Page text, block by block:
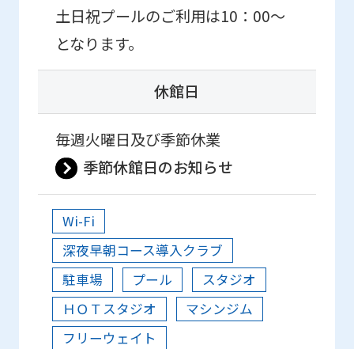
土日祝プールのご利用は10：00～
となります。
休館日
毎週火曜日及び季節休業
季節休館日のお知らせ
Wi-Fi
深夜早朝コース導入クラブ
駐車場
プール
スタジオ
ＨＯＴスタジオ
マシンジム
フリーウェイト